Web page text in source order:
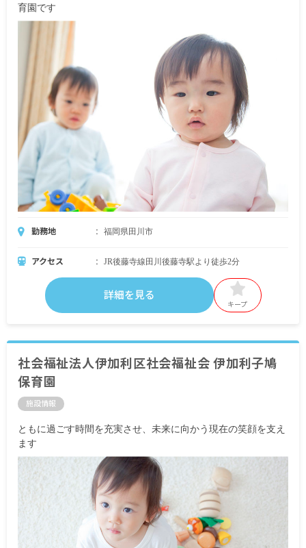
育園です
勤務地 福岡県田川市
アクセス JR後藤寺線田川後藤寺駅より徒歩2分
詳細を見る
キープ
社会福祉法人伊加利区社会福祉会 伊加利子鳩
保育園
施設情報
ともに過ごす時間を充実させ、未来に向かう現在の笑顔を支え
ます